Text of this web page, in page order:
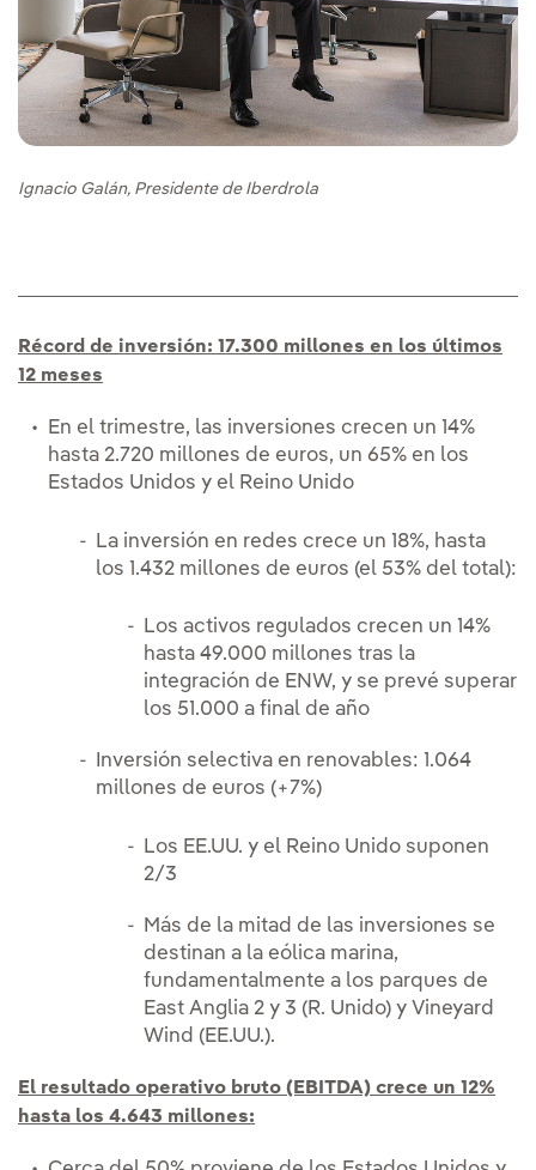
Ignacio Galán, Presidente de Iberdrola
Récord de inversión: 17.300 millones en los últimos
12 meses
En el trimestre, las inversiones crecen un 14%
hasta 2.720 millones de euros, un 65% en los
Estados Unidos y el Reino Unido
La inversión en redes crece un 18%, hasta
los 1.432 millones de euros (el 53% del total):
Los activos regulados crecen un 14%
hasta 49.000 millones tras la
integración de ENW, y se prevé superar
los 51.000 a final de año
Inversión selectiva en renovables: 1.064
millones de euros (+7%)
Los EE.UU. y el Reino Unido suponen
2/3
Más de la mitad de las inversiones se
destinan a la eólica marina,
fundamentalmente a los parques de
East Anglia 2 y 3 (R. Unido) y Vineyard
Wind (EE.UU.).
El resultado operativo bruto (EBITDA) crece un 12%
hasta los 4.643 millones: